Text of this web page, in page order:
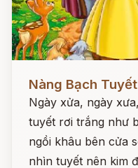
Nàng Bạch
Ngày xửa, ngày
tuyết rơi trắng như
ngồi khâu bên cửa
nhìn tuyết nên kim